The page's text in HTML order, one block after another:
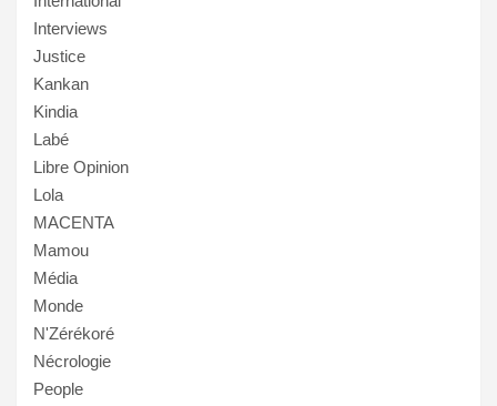
Interviews
Justice
Kankan
Kindia
Labé
Libre Opinion
Lola
MACENTA
Mamou
Média
Monde
N'Zérékoré
Nécrologie
People